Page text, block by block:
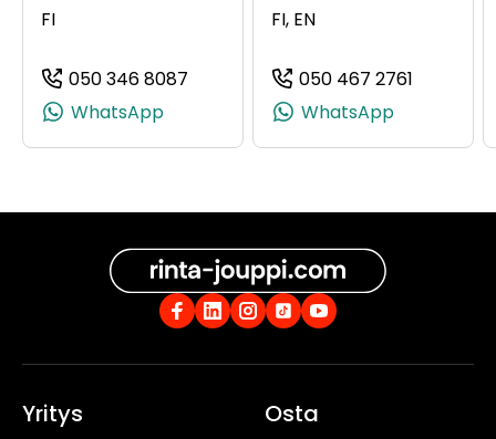
FI
050 346 8087
(+358503468087, 0503468087,
WhatsApp
FI, EN
050 467 2761
WhatsApp
Yritys Osta